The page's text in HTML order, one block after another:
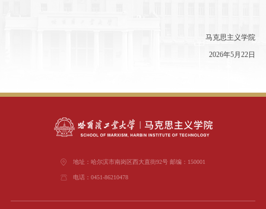
马克思主义学院
2026年5月22日
地址：哈尔滨市南岗区西大直街92号 邮编：150001
电话：0451-86210478